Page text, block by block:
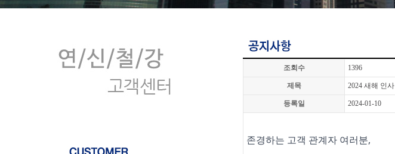
조회수 1396
제목 2024 새해 인사
등록일 2024-01-10
존경하는 고객 관계자 여러분,